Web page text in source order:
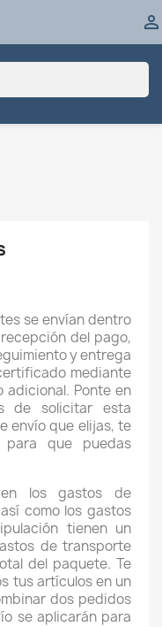

se envían dentro
del pago,
y entrega
mediante
adicional. Ponte en
de solicitar esta
envío que elijas, te
para que puedas
los gastos de
como los gastos
tienen un
de transporte
del paquete. Te
tus artículos en un
dos pedidos
se aplicarán para